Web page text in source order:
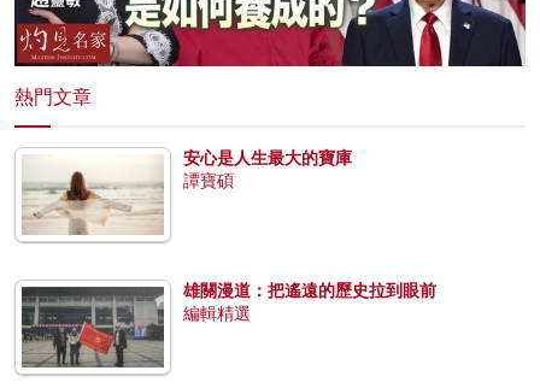
熱門文章
安心是人生最大的寶庫
譚寶碩
雄關漫道：把遙遠的歷史拉到眼前
編輯精選